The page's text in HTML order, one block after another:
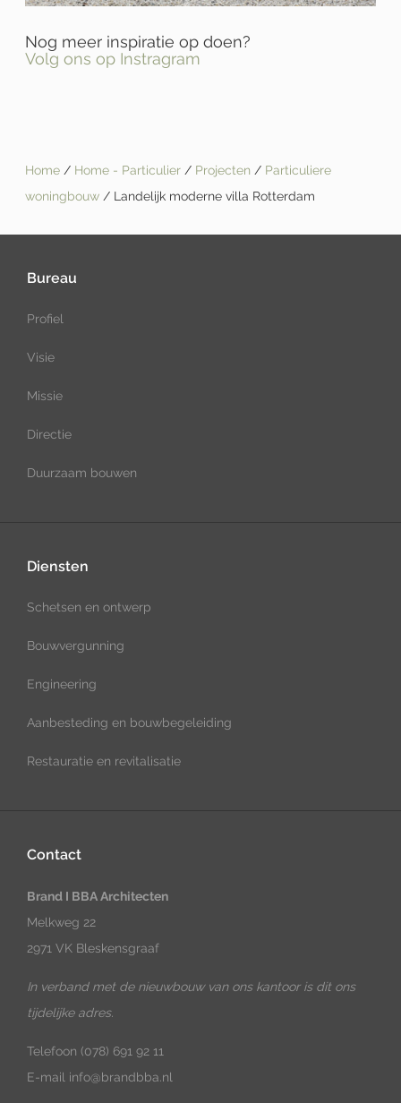
Nog meer inspiratie op doen?
Volg ons op Instragram
Home / Home - Particulier / Projecten / Particuliere
woningbouw / Landelijk moderne villa Rotterdam
Bureau
Profiel
Visie
Missie
Directie
Duurzaam bouwen
Diensten
Schetsen en ontwerp
Bouwvergunning
Engineering
Aanbesteding en bouwbegeleiding
Restauratie en revitalisatie
Contact
Brand I BBA Architecten
Melkweg 22
2971 VK Bleskensgraaf
In verband met de nieuwbouw van ons kantoor is dit ons
tijdelijke adres.
Telefoon (078) 691 92 11
E-mail info@brandbba.nl